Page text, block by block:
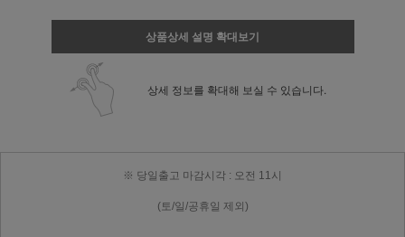
상품상세 설명 확대보기
상세 정보를 확대해 보실 수 있습니다.
※ 당일출고 마감시각 : 오전 11시
(토/일/공휴일 제외)